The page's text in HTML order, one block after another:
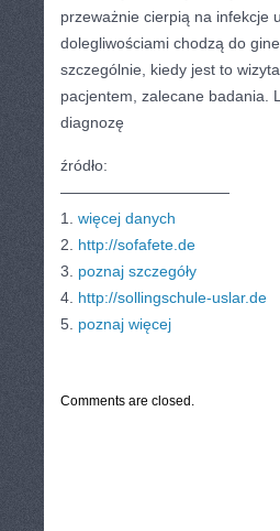
przeważnie cierpią na infekcje
dolegliwościami chodzą do
szczególnie, kiedy jest to
pacjentem, zalecane badania.
diagnozę
źródło:
———————————
1. więcej danych
2. http://sofafete.de
3. poznaj szczegóły
4. http://sollingschule-uslar.de
5. poznaj więcej
Comments are closed.